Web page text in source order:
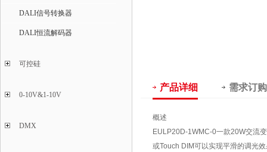
DALI信号转换器
DALI恒流解码器
可控硅
0-10V&1-10V
DMX
产品详细 需求订购
概述
EULP20D-1WMC-0一款20W交流
或Touch DIM可以实现平滑的调光